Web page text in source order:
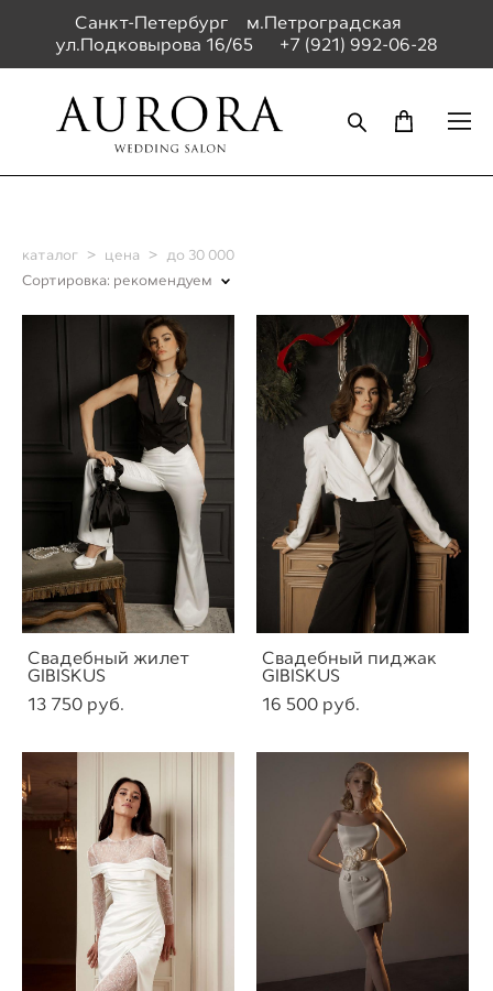
Санкт-Петербург м.Петроградская
ул.Подковырова 16/65 +7 (921) 992-06-28
каталог > цена > до 30 000
Сортировка: рекомендуем
Свадебный жилет
GIBISKUS
13 750 pуб.
Свадебный пиджак
GIBISKUS
16 500 pуб.